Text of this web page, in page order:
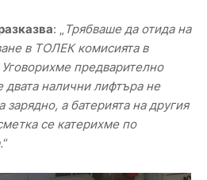
: „ Трябваше да отида на
в ТОЛЕК комисията в
предварително
двата налични лифтъра не
зарядно, а батерията на другия
се катерихме по
“